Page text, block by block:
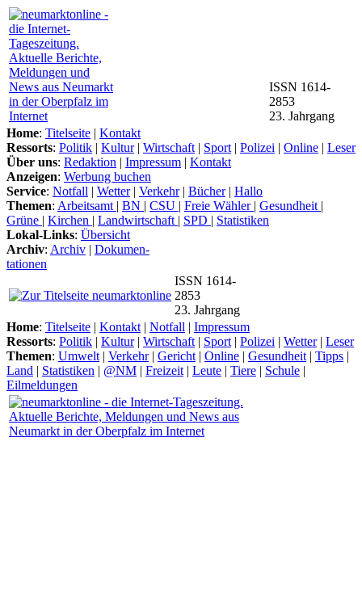
ISSN 1614-
2853
23. Jahrgang
Home: Titelseite | Kontakt
Ressorts: Politik | Kultur| Wirtschaft | Sport | Polizei | Online | Leser
Über uns: Redaktion | Impressum | Kontakt
Anzeigen: Werbung buchen
Service: Notfall | Wetter| Verkehr| Bücher| Hallo
Themen: Arbeitsamt | BN | CSU | Freie Wähler | Gesundheit |
Grüne | Kirchen | Landwirtschaft | SPD | Statistiken
Lokal-Links: Übersicht
Archiv: Archiv | Dokumen-
tationen
ISSN 1614-
2853
23. Jahrgang
Home: Titelseite | Kontakt | Notfall | Impressum
Ressorts: Politik | Kultur| Wirtschaft | Sport | Polizei | Wetter| Leser
Themen: Umwelt | Verkehr| Gericht | Online | Gesundheit | Tipps |
Land | Statistiken | @NM | Freizeit | Leute | Tiere | Schule |
Eilmeldungen